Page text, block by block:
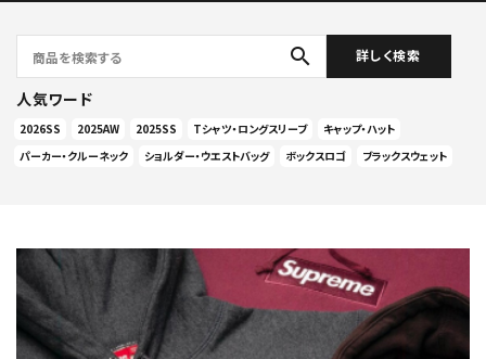
search 詳しく検索
人気ワード
2026SS 2025AW 2025SS Tシャツ・ロングスリーブ
キャップ・ハット
パーカー・クルーネック
ショルダー・ウエストバッグ ボックスロゴ ブラックスウェット